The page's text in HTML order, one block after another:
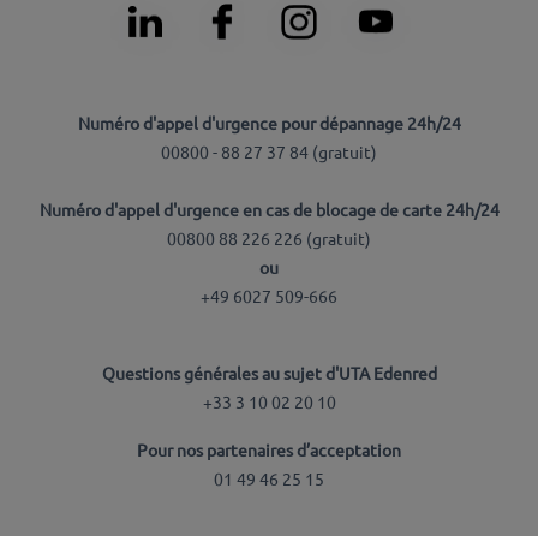
Numéro d'appel d'urgence pour dépannage 24h/24
00800 - 88 27 37 84 (gratuit)
Numéro d'appel d'urgence en cas de blocage de carte 24h/24
00800 88 226 226 (gratuit)
ou
+49 6027 509-666
Questions générales au sujet d'UTA Edenred
+33 3 10 02 20 10
Pour nos partenaires d’acceptation
01 49 46 25 15